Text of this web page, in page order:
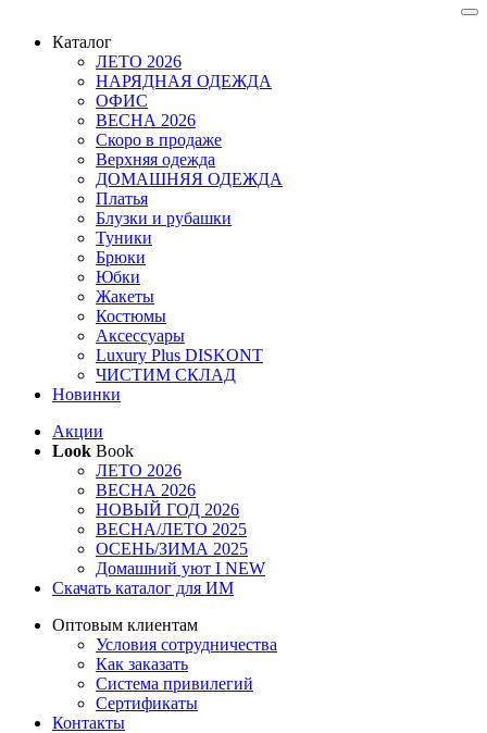
Каталог
ЛЕТО 2026
НАРЯДНАЯ ОДЕЖДА
ОФИС
ВЕСНА 2026
Скоро в продаже
Верхняя одежда
ДОМАШНЯЯ ОДЕЖДА
Платья
Блузки и рубашки
Туники
Брюки
Юбки
Жакеты
Костюмы
Аксессуары
Luxury Plus DISKONT
ЧИСТИМ СКЛАД
Новинки
Акции
Look Book
ЛЕТО 2026
ВЕСНА 2026
НОВЫЙ ГОД 2026
ВЕСНА/ЛЕТО 2025
ОСЕНЬ/ЗИМА 2025
Домашний уют I NEW
Скачать каталог для ИМ
Оптовым клиентам
Условия сотрудничества
Как заказать
Система привилегий
Сертификаты
Контакты